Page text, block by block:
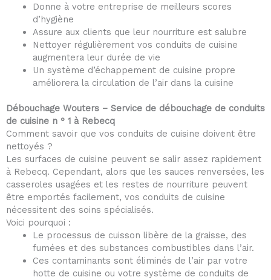
Donne à votre entreprise de meilleurs scores
d’hygiène
Assure aux clients que leur nourriture est salubre
Nettoyer régulièrement vos conduits de cuisine
augmentera leur durée de vie
Un système d’échappement de cuisine propre
améliorera la circulation de l’air dans la cuisine
Débouchage Wouters – Service de débouchage de conduits
de cuisine n ° 1 à Rebecq
Comment savoir que vos conduits de cuisine doivent être
nettoyés ?
Les surfaces de cuisine peuvent se salir assez rapidement
à Rebecq. Cependant, alors que les sauces renversées, les
casseroles usagées et les restes de nourriture peuvent
être emportés facilement, vos conduits de cuisine
nécessitent des soins spécialisés.
Voici pourquoi :
Le processus de cuisson libère de la graisse, des
fumées et des substances combustibles dans l’air.
Ces contaminants sont éliminés de l’air par votre
hotte de cuisine ou votre système de conduits de